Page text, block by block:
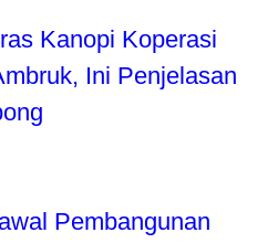
Kanopi Koperasi
Ini Penjelasan
Pembangunan